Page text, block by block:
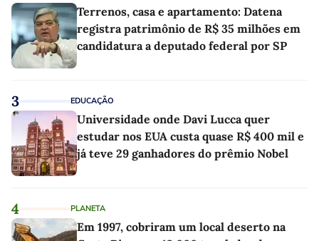
Terrenos, casa e apartamento: Datena
registra patrimônio de R$ 35 milhões em
candidatura a deputado federal por SP
3 EDUCAÇÃO
Universidade onde Davi Lucca quer
estudar nos EUA custa quase R$ 400 mil e
já teve 29 ganhadores do prêmio Nobel
4 PLANETA
Em 1997, cobriram um local deserto na